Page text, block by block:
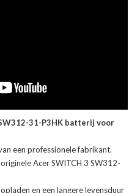
31-P3HK batterij voor
een professionele fabrikant.
originele Acer SWITCH 3 SW312-
en een langere levensduur